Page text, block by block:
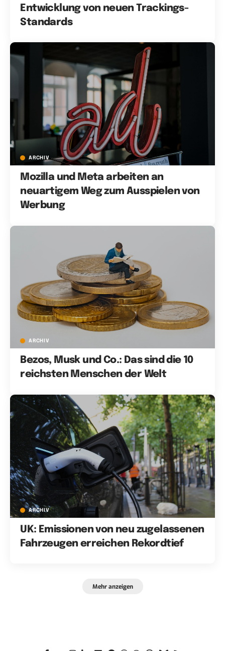
Entwicklung von neuen Trackings-
Standards
ARCHIV
Mozilla und Meta arbeiten an
neuartigem Weg zum Ausspielen von
Werbung
ARCHIV
Bezos, Musk und Co.: Das sind die 10
reichsten Menschen der Welt
ARCHIV
UK: Emissionen von neu zugelassenen
Fahrzeugen erreichen Rekordtief
Mehr anzeigen